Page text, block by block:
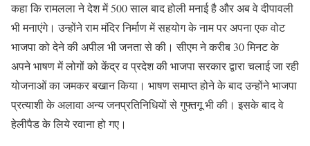
कहा कि रामलला ने देश में 500 साल बाद होली मनाई है और अब वे दीपावली
भी मनाएंगे। उन्होंने राम मंदिर निर्माण में सहयोग के नाम पर अपना एक वोट
भाजपा को देने की अपील भी जनता से की। सीएम ने करीब 30 मिनट के
अपने भाषण में लोगों को केंद्र व प्रदेश की भाजपा सरकार द्वारा चलाई जा रही
योजनाओं का जमकर बखान किया। भाषण समाप्त होने के बाद उन्होंने भाजपा
प्रत्याशी के अलावा अन्य जनप्रतिनिधियों से गुफ्तगू भी की। इसके बाद वे
हेलीपैड के लिये रवाना हो गए।